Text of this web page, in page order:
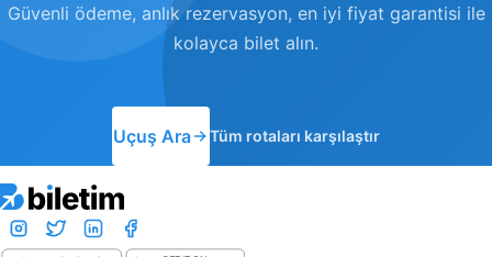
Güvenli ödeme, anlık rezervasyon, en iyi fiyat garantisi ile
kolayca bilet alın.
Uçuş Ara Tüm rotaları karşılaştır